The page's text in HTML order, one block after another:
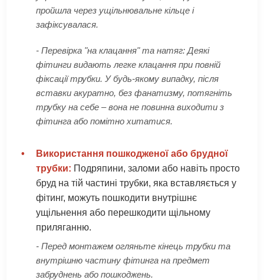
пройшла через ущільнювальне кільце і
зафіксувалася.
- Перевірка "на клацання" та натяг: Деякі
фітинги видають легке клацання при повній
фіксації трубки. У будь-якому випадку, після
вставки акуратно, без фанатизму, потягніть
трубку на себе – вона не повинна виходити з
фітинга або помітно хитатися.
•
Використання пошкодженої або брудної
трубки: Подряпини, заломи або навіть просто
бруд на тій частині трубки, яка вставляється у
фітинг, можуть пошкодити внутрішнє
ущільнення або перешкодити щільному
приляганню.
- Перед монтажем огляньте кінець трубки та
внутрішню частину фітинга на предмет
забруднень або пошкоджень.